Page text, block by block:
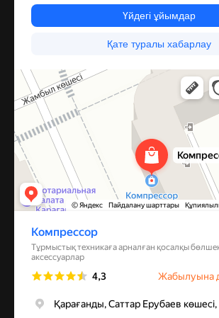
Компрессор
Запчасти и аксессуары для бытовой техники